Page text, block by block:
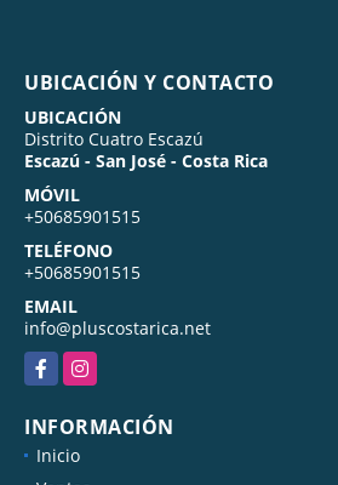
UBICACIÓN Y CONTACTO
UBICACIÓN
Distrito Cuatro Escazú
Escazú - San José - Costa Rica
MÓVIL
+50685901515
TELÉFONO
+50685901515
EMAIL
info@pluscostarica.net
FacebookInstagram
INFORMACIÓN
Inicio